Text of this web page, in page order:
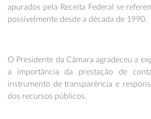
apurados pela Receita Federal se
possivelmente desde a década de 1990.
O Presidente da Câmara agradeceu a
a importância da prestação de
instrumento de transparência e
dos recursos públicos.